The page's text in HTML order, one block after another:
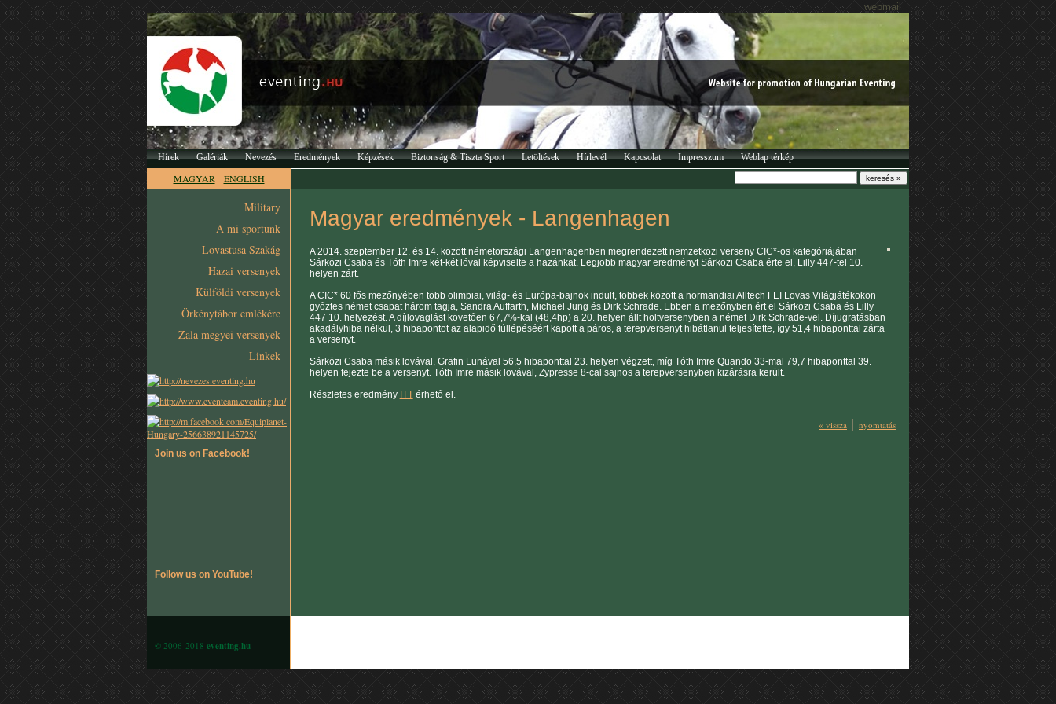
webmail
Hírek Galériák Nevezés Eredmények Képzések Biztonság & Tiszta Sport Letöltések Hírlevél Kapcsolat Impresszum Weblap térkép
MAGYAR ENGLISH
Military
A mi sportunk
Lovastusa Szakág
Hazai versenyek
Külföldi versenyek
Örkénytábor emlékére
Zala megyei versenyek
Linkek
Join us on Facebook!
Follow us on YouTube!
Magyar eredmények - Langenhagen
A 2014. szeptember 12. és 14. között németországi Langenhagenben megrendezett nemzetközi verseny CIC*-os kategóriájában
Sárközi Csaba és Tóth Imre két-két lóval képviselte a hazánkat. Legjobb magyar eredményt Sárközi Csaba érte el, Lilly 447-tel 10.
helyen zárt.
A CIC* 60 fős mezőnyében több olimpiai, világ- és Európa-bajnok indult, többek között a normandiai Alltech FEI Lovas Világjátékokon
győztes német csapat három tagja, Sandra Auffarth, Michael Jung és Dirk Schrade. Ebben a mezőnyben ért el Sárközi Csaba és Lilly
447 10. helyezést. A díjlovaglást követően 67,7%-kal (48,4hp) a 20. helyen állt holtversenyben a német Dirk Schrade-vel. Díjugratásban
akadályhiba nélkül, 3 hibapontot az alapidő túllépéséért kapott a páros, a terepversenyt hibátlanul teljesítette, így 51,4 hibaponttal zárta
a versenyt.
Sárközi Csaba másik lovával, Gräfin Lunával 56,5 hibaponttal 23. helyen végzett, míg Tóth Imre Quando 33-mal 79,7 hibaponttal 39.
helyen fejezte be a versenyt. Tóth Imre másik lovával, Zypresse 8-cal sajnos a terepversenyben kizárásra került.
Részletes eredmény ITTérhető el.
nyomtatás
« vissza
© 2006-2018 eventing.hu